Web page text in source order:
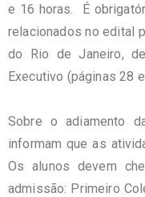
e 16 horas. É
relacionados no edital
do Rio de Janeiro,
Executivo (páginas 28
Sobre o adiamento
informam que as
Os alunos devem
admissão: Primeiro